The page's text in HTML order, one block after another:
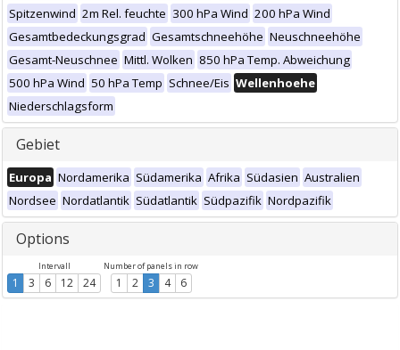
Spitzenwind 2m Rel. feuchte 300 hPa Wind 200 hPa Wind
Gesamtbedeckungsgrad Gesamtschneehöhe Neuschneehöhe
Gesamt-Neuschnee Mittl. Wolken 850 hPa Temp. Abweichung
500 hPa Wind 50 hPa Temp Schnee/Eis Wellenhoehe
Niederschlagsform
Gebiet
Europa Nordamerika Südamerika Afrika Südasien Australien
Nordsee Nordatlantik Südatlantik Südpazifik Nordpazifik
Options
Intervall
1 3 6 12 24
Number of panels in row
1 2 3 4 6